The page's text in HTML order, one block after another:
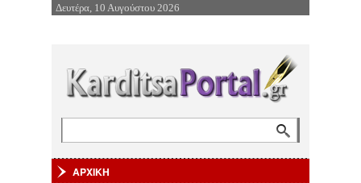
Επιστροφή στην Πλοήγηση
Δευτέρα, 10 Αυγούστου 2026
ΑΡΧΙΚΗ